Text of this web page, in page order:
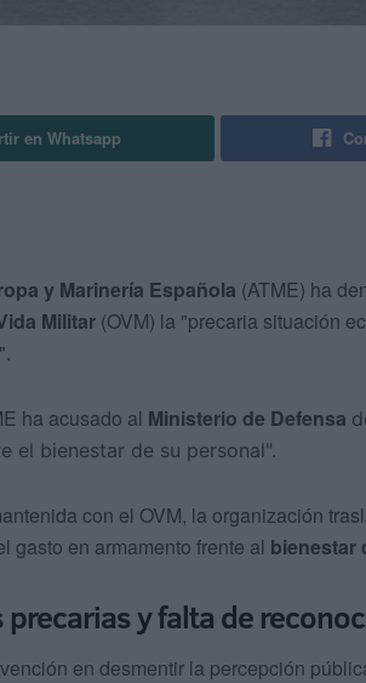
en Whatsapp
y Marinería Española (ATME) ha
Militar (OVM) la "precaria situación
ha acusado al Ministerio de Defensa
el bienestar de su personal".
con el OVM, la organización
gasto en armamento frente al bienestar
y falta de
en desmentir la percepción